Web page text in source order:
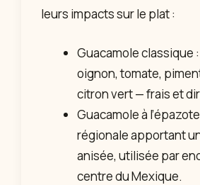
leurs impacts sur le plat :
Guacamole classique
oignon, tomate,
citron vert — frais et
Guacamole à
régionale apportant
anisée, utilisée par
centre du Mexique.